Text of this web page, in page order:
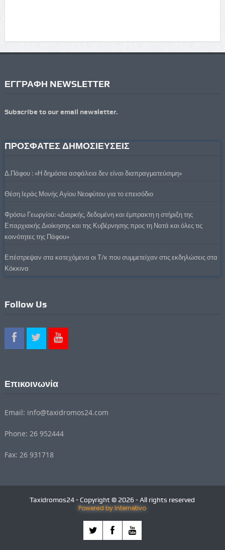
ΕΓΓΡΑΦΗ NEWSLETTER
Subscribe to our email newsletter.
ΠΡΟΣΦΑΤΕΣ ΔΗΜΟΣΙΕΥΣΕΙΣ
Δ.Πάφου : «Η δημόσια ασφάλεια δεν είναι διαπραγματεύσιμη»
Θέση Ιεράς Μονής Αγίου Νεοφύτου για το επεισόδιο
Φρόσω Γεωργίου: «Διαρκής, δεδομένη και έμπρακτη η στήριξη της
Επαρχιακής Διοίκησης και της Κυβέρνησης προς τη Νατά και όλες τις
κοινότητες της Πάφου»
Επέστρεψαν στα κατεχόμενα οι Τ/κ που συμμετείχαν στις εκδηλώσεις στα
Κόκκινα
Follow Us
Επικοινωνία
Email: info@taxidromos24.com
Phone: 26 952444
Fax: 26 931718
Taxidromos24 - Copyright © 2026 - All rights reserved
Powered by Internetivo